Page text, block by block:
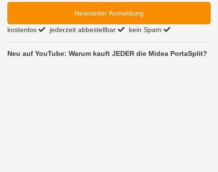
Newsletter Anmeldung
kostenlos jederzeit abbestellbar kein Spam
Neu auf YouTube: Warum kauft JEDER die Midea PortaSplit?